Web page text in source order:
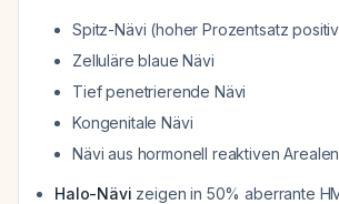
Spitz-Nävi (hoher Prozentsatz
Zelluläre blaue Nävi
Tief penetrierende Nävi
Kongenitale Nävi
Nävi aus hormonell reaktiven Arealen
Halo-Nävi zeigen in 50% aberrante